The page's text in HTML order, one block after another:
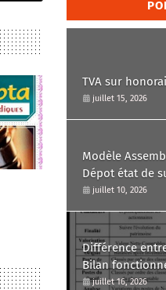
TVA sur
juillet 15, 2026
Modèle
Dépot état de
juillet 10, 2026
Différence
Bilan
juillet 16, 2026